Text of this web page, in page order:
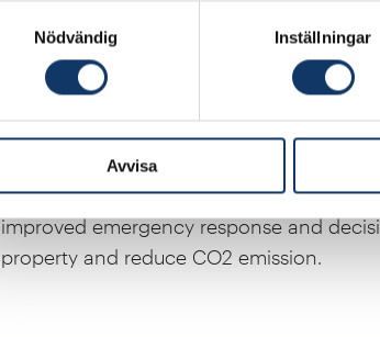
Nödvändig
Inställningar
Avvisa
In recent years, the world witnessed
and environmental impacts across the
method, using satellite data and AI, for
and rapid damage assessment. The
improved emergency response and
property and reduce CO2 emission.